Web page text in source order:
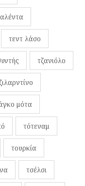
τεντ λάσο
τζανιόλο
μότα
τότεναμ
τουρκία
τσέλσι